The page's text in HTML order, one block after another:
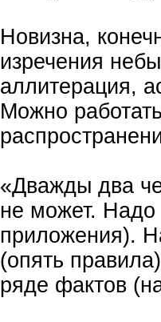
Новизна,
изречения
аллитерация,
Можно
«Дважды два
не может. Надо
приложения).
(опять
ряде фактов